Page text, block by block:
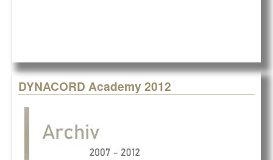
DYNACORD Academy 2012